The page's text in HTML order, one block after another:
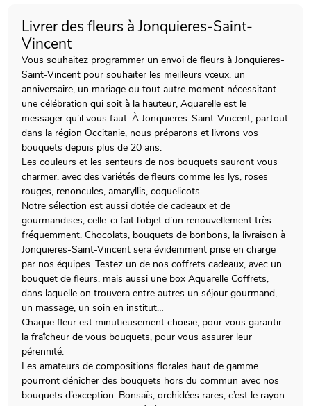
Livrer des fleurs à Jonquieres-Saint-
Vincent
Vous souhaitez programmer un envoi de fleurs à Jonquieres-
Saint-Vincent pour souhaiter les meilleurs vœux, un
anniversaire, un mariage ou tout autre moment nécessitant
une célébration qui soit à la hauteur, Aquarelle est le
messager qu’il vous faut. À Jonquieres-Saint-Vincent, partout
dans la région Occitanie, nous préparons et livrons vos
bouquets depuis plus de 20 ans.
Les couleurs et les senteurs de nos bouquets sauront vous
charmer, avec des variétés de fleurs comme les lys, roses
rouges, renoncules, amaryllis, coquelicots.
Notre sélection est aussi dotée de cadeaux et de
gourmandises, celle-ci fait l’objet d’un renouvellement très
fréquemment. Chocolats, bouquets de bonbons, la livraison à
Jonquieres-Saint-Vincent sera évidemment prise en charge
par nos équipes. Testez un de nos coffrets cadeaux, avec un
bouquet de fleurs, mais aussi une box Aquarelle Coffrets,
dans laquelle on trouvera entre autres un séjour gourmand,
un massage, un soin en institut…
Chaque fleur est minutieusement choisie, pour vous garantir
la fraîcheur de vous bouquets, pour vous assurer leur
pérennité.
Les amateurs de compositions florales haut de gamme
pourront dénicher des bouquets hors du commun avec nos
bouquets d’exception. Bonsaïs, orchidées rares, c’est le rayon